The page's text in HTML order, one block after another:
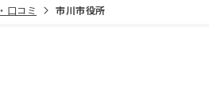
口コミ
市川市役所